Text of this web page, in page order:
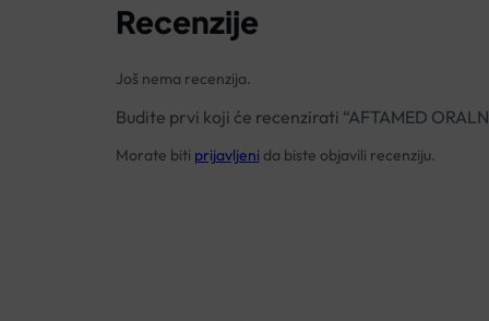
Recenzije
Još nema recenzija.
Budite prvi koji će recenzirati “AFTAMED
Morate biti prijavljeni da biste objavili recenziju.